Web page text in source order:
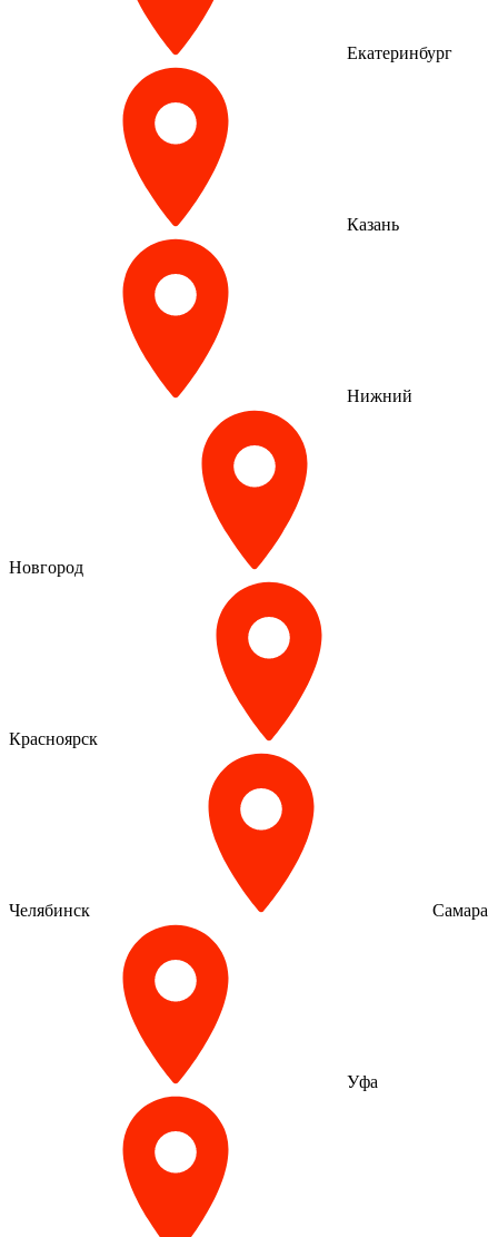
Екатеринбург
Казань
Нижний
Новгород
Красноярск
Челябинск Самара
Уфа